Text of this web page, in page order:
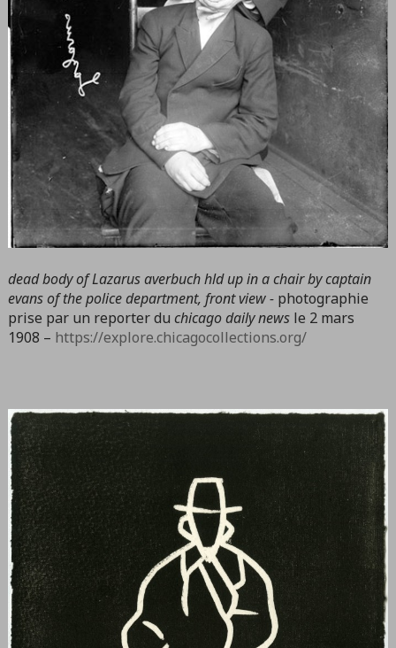
dead body of Lazarus averbuch hld up in a chair by captain
evans of the police department, front view -photographie
prise par un reporter du chicago daily newsle 2 mars
1908 – https://explore.chicagocollections.org/